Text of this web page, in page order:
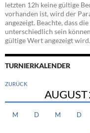
letzten 12h keine gültige
vorhanden ist, wird der
angezeigt. Beachte, dass
unterschiedlich sein
gültige Wert angezeigt wird.
TURNIERKALENDER
ZURÜCK
AUGUST
M D M D